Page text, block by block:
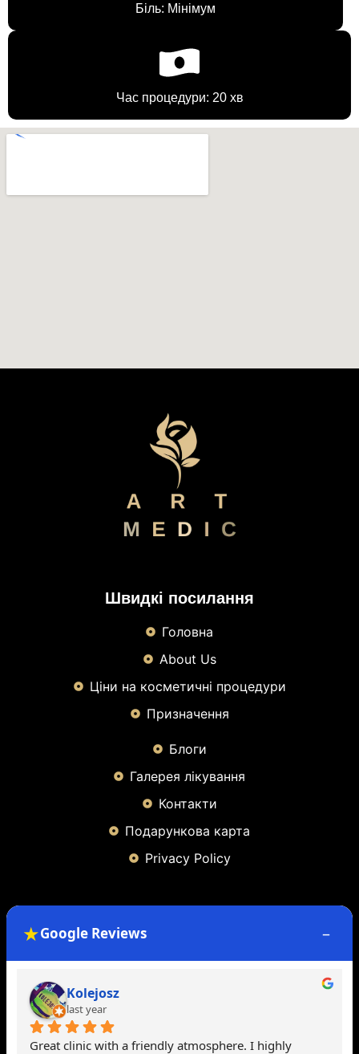
Біль: Мінімум
Час процедури: 20 хв
Швидкі посилання
Головна
About Us
Ціни на косметичні процедури
Призначення
Блоги
Галерея лікування
Контакти
Подарункова карта
Privacy Policy
71 Causeyside Street, Пейслі, Велика Британія
★Google Reviews –
Fabian Sztormek
last year
The results from my filler session exceeded my